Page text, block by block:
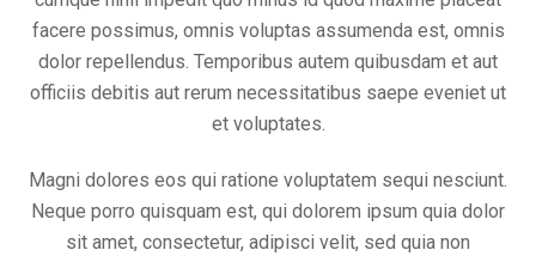
facere possimus, omnis voluptas assumenda est, omnis
dolor repellendus. Temporibus autem quibusdam et aut
officiis debitis aut rerum necessitatibus saepe eveniet ut
et voluptates.
Magni dolores eos qui ratione voluptatem sequi nesciunt.
Neque porro quisquam est, qui dolorem ipsum quia dolor
sit amet, consectetur, adipisci velit, sed quia non